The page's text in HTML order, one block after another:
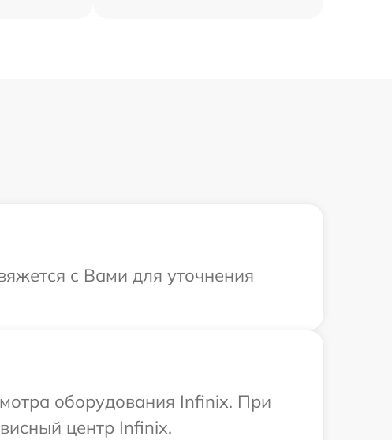
с Вами для уточнения
оборудования Infinix. При
центр Infinix.